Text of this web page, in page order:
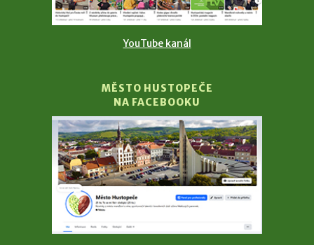
YouTube kanál
MĚSTO HUSTOPEČE
NA FACEBOOKU